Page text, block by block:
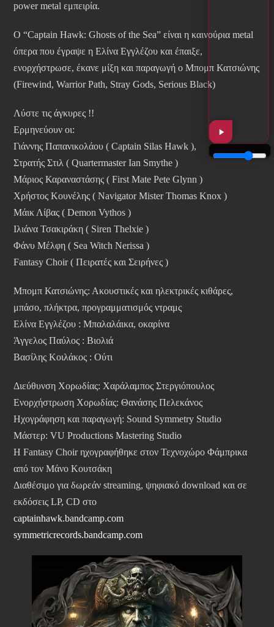
power metal εμπειρία.
Ο “Captain Hawk: Ghosts of the Sea” είναι η καινούρια metal
όπερα που έγραψε η Ελίνα Εγγλέζου και έπαιξε,
ενορχήστρωσε, έκανε μίξη και παραγωγή ο Μπομπ Κατσιώνης
(Firewind, Warrior Path, Stray Gods, Serious Black)
Λύστε τις άγκυρες !!
Ερμηνεύουν οι:
Γιάννης Παπανικολάου ( Captain Silas Hawk ),
Στρατής Στιλ ( Quartermaster Ian Smythe )
Μάριος Καραναστάσης ( First Mate Pete Glynn )
Χρήστος Κουνέλης ( Navigator Mister Thomas Knox )
Μάικ Λίβας ( Demon Vythos )
Ιλιάνα Τσακιράκη ( Siren Thelxie )
Φάνυ Μέλφη ( Sea Witch Nerissa )
Fantasy Choir ( Πειρατές και Σειρήνες )
Μπομπ Κατσιώνης: Ακουστικές και ηλεκτρικές κιθάρες,
μπάσο, πλήκτρα, προγραμματισμός ντραμς
Ελίνα Εγγλέζου : Μπαλαλάικα, οκαρίνα
Άγγελος Παύλος : Βιολιά
Βασίλης Κοιλάκος : Ούτι
Διεύθυνση Χορωδίας: Χαράλαμπος Στεργιόπουλος
Ενορχήστρωση Χορωδίας: Θανάσης Πελεκάνος
Ηχογράφηση και παραγωγή: Sound Symmetry Studio
Mάστερ: VU Productions Mastering Studio
Η Fantasy Choir ηχογραφήθηκε στον Τεχνοχώρο Φάμπρικα
από τον Μάνο Κουτσάκη
Διαθέσιμο για δωρεάν streaming, ψηφιακό download και σε
εκδόσεις LP, CD στο
captainhawk.bandcamp.com
symmetricrecords.bandcamp.com